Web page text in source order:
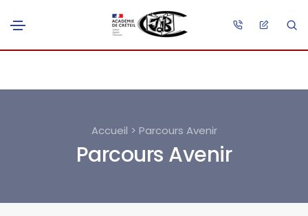
Accueil > Parcours Avenir
Parcours Avenir